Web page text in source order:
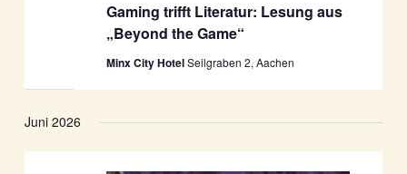
Gaming trifft Literatur: Lesung aus
„Beyond the Game“
Minx City HotelSeilgraben 2, Aachen
Juni 2026